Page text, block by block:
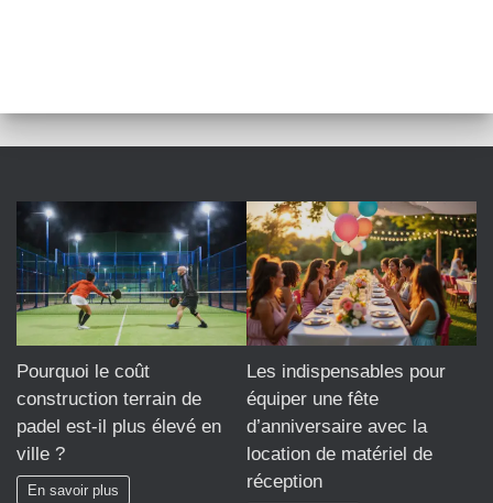
Pourquoi le coût
construction terrain de
padel est-il plus élevé en
ville ?
En savoir plus
Les indispensables pour
équiper une fête
d’anniversaire avec la
location de matériel de
réception